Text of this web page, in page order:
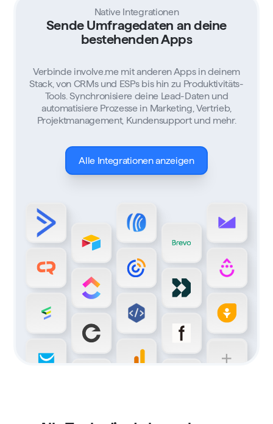
Native Integrationen
Sende Umfragedaten an deine
bestehenden Apps
Verbinde involve.me mit anderen Apps in deinem
Stack, von CRMs und ESPs bis hin zu Produktivitäts-
Tools. Synchronisiere deine Lead-Daten und
automatisiere Prozesse in Marketing, Vertrieb,
Projektmanagement, Kundensupport und mehr.
Alle Integrationen anzeigen